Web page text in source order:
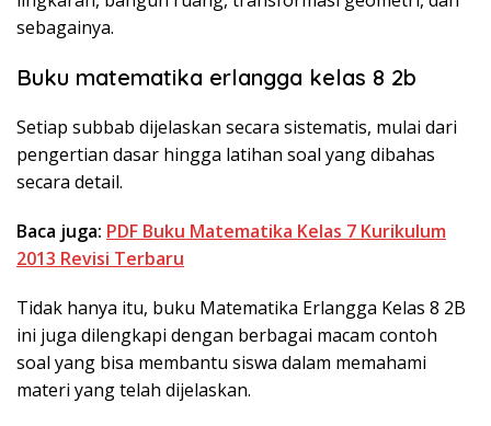
sebagainya.
Buku matematika erlangga kelas 8 2b
Setiap subbab dijelaskan secara sistematis, mulai dari
pengertian dasar hingga latihan soal yang dibahas
secara detail.
Baca juga: PDF Buku Matematika Kelas 7 Kurikulum
2013 Revisi Terbaru
Tidak hanya itu, buku Matematika Erlangga Kelas 8 2B
ini juga dilengkapi dengan berbagai macam contoh
soal yang bisa membantu siswa dalam memahami
materi yang telah dijelaskan.